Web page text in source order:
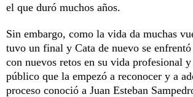
el que duró muchos años.
Sin embargo, como la vida da muchas
tuvo un final y Cata de nuevo se
con nuevos retos en su vida profesional
público que la empezó a reconocer y a
proceso conoció a Juan Esteban